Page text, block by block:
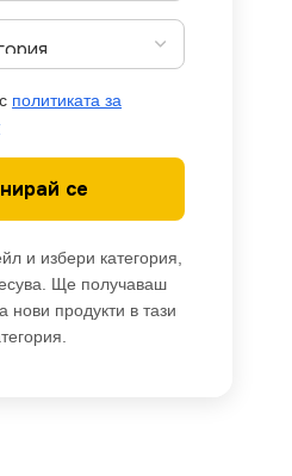
политиката за
се
и избери категория,
Ще получаваш
нови продукти в тази